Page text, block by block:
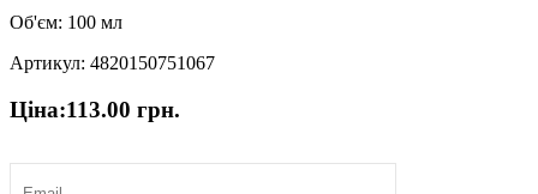
Об'єм: 100 мл
Артикул: 4820150751067
Ціна:113.00 грн.